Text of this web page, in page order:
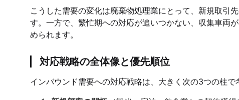
こうした需要の変化は廃棄物処理業にとって、新規取引
す。一方で、繁忙期への対応が追いつかない、収集車両
められます。
対応戦略の全体像と優先順位
インバウンド需要への対応戦略は、大きく次の3つの柱で